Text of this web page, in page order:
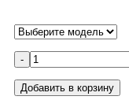
-
Добавить в корзину